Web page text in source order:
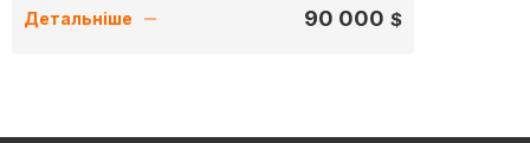
Детальніше 90 000 $